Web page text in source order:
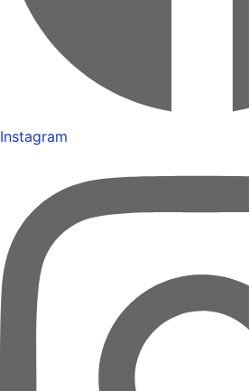
Instagram